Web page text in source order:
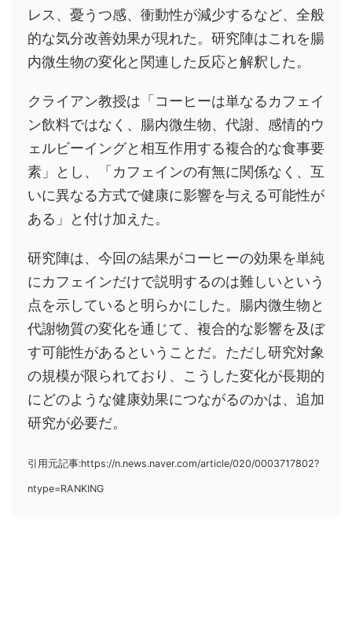
レス、憂うつ感、衝動性が減少するなど、全般
的な気分改善効果が現れた。研究陣はこれを腸
内微生物の変化と関連した反応と解釈した。
クライアン教授は「コーヒーは単なるカフェイ
ン飲料ではなく、腸内微生物、代謝、感情的ウ
ェルビーイングと相互作用する複合的な食事要
素」とし、「カフェインの有無に関係なく、互
いに異なる方式で健康に影響を与える可能性が
ある」と付け加えた。
研究陣は、今回の結果がコーヒーの効果を単純
にカフェインだけで説明するのは難しいという
点を示していると明らかにした。腸内微生物と
代謝物質の変化を通じて、複合的な影響を及ぼ
す可能性があるということだ。ただし研究対象
の規模が限られており、こうした変化が長期的
にどのような健康効果につながるのかは、追加
研究が必要だ。
引用元記事:https://n.news.naver.com/article/020/0003717802?
ntype=RANKING